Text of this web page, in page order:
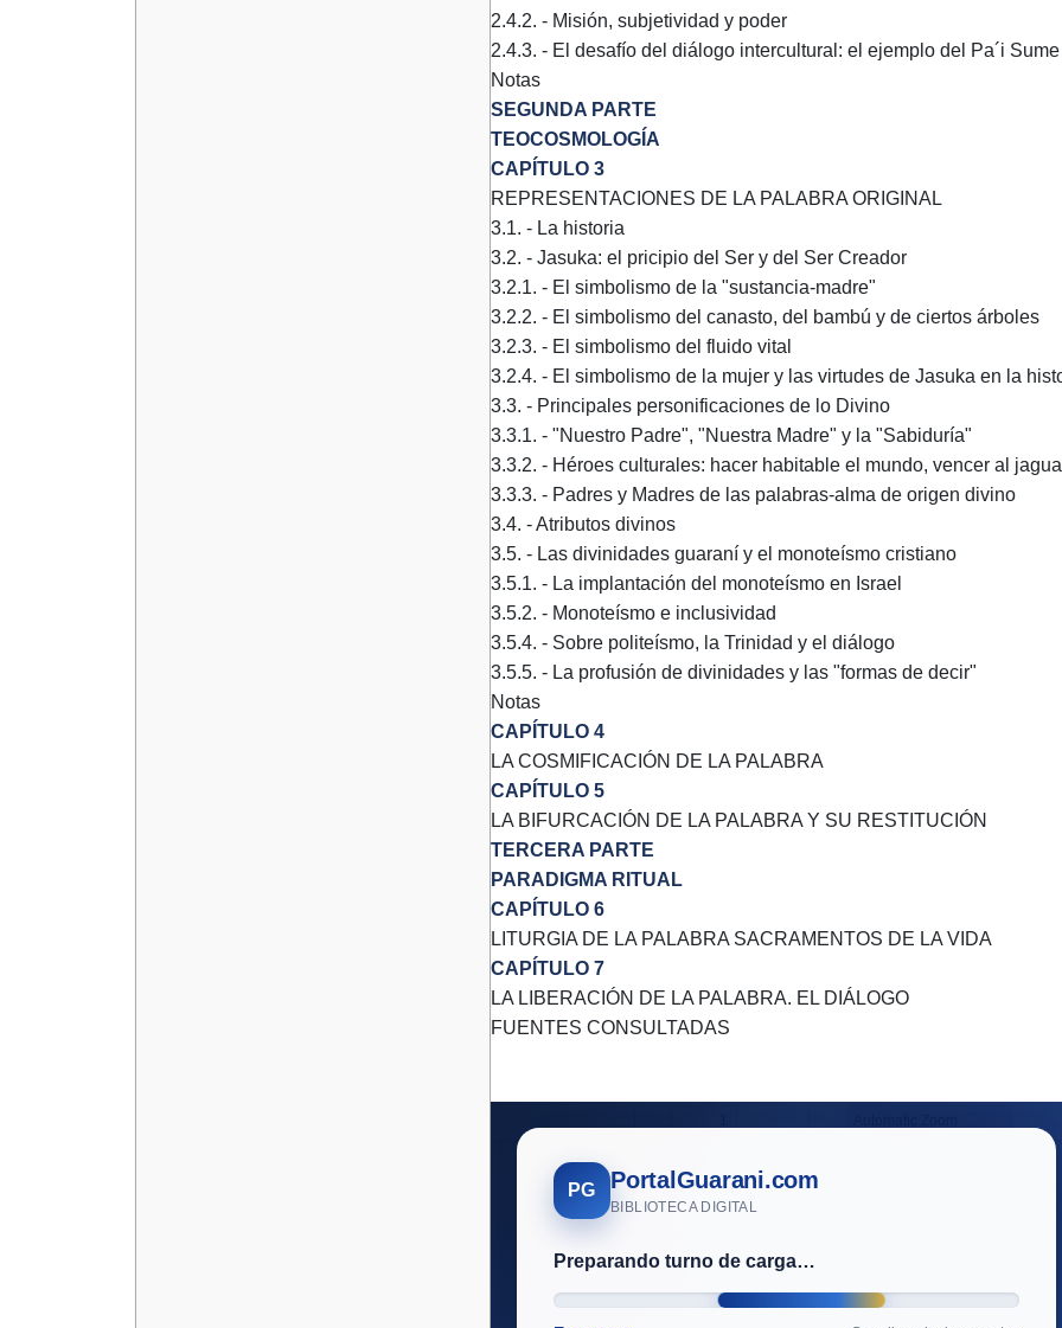
2.4.2. - Misión, subjetividad y poder
2.4.3. - El desafío del diálogo intercultural: el ejemplo del Pa´i Sume
Notas
SEGUNDA PARTE
TEOCOSMOLOGÍA
CAPÍTULO 3
REPRESENTACIONES DE LA PALABRA ORIGINAL
3.1. - La historia
3.2. - Jasuka: el pricipio del Ser y del Ser Creador
3.2.1. - El simbolismo de la "sustancia-madre"
3.2.2. - El simbolismo del canasto, del bambú y de ciertos árboles
3.2.3. - El simbolismo del fluido vital
3.2.4. - El simbolismo de la mujer y las virtudes de Jasuka en la
3.3. - Principales personificaciones de lo Divino
3.3.1. - "Nuestro Padre", "Nuestra Madre" y la "Sabiduría"
3.3.2. - Héroes culturales: hacer habitable el mundo, vencer al
3.3.3. - Padres y Madres de las palabras-alma de origen divino
3.4. - Atributos divinos
3.5. - Las divinidades guaraní y el monoteísmo cristiano
3.5.1. - La implantación del monoteísmo en Israel
3.5.2. - Monoteísmo e inclusividad
3.5.4. - Sobre politeísmo, la Trinidad y el diálogo
3.5.5. - La profusión de divinidades y las "formas de decir"
Notas
CAPÍTULO 4
LA COSMIFICACIÓN DE LA PALABRA
CAPÍTULO 5
LA BIFURCACIÓN DE LA PALABRA Y SU RESTITUCIÓN
TERCERA PARTE
PARADIGMA RITUAL
CAPÍTULO 6
LITURGIA DE LA PALABRA SACRAMENTOS DE LA VIDA
CAPÍTULO 7
LA LIBERACIÓN DE LA PALABRA. EL DIÁLOGO
FUENTES CONSULTADAS